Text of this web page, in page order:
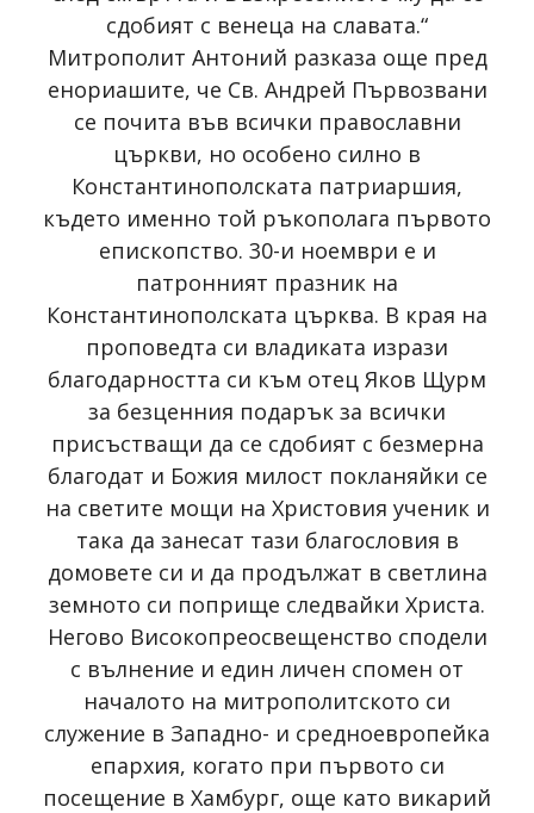
сдобият с венеца на славата.“
Митрополит Антоний разказа още пред
енориашите, че Св. Андрей Първозвани
се почита във всички православни
църкви, но особено силно в
Константинополската патриаршия,
където именно той ръкополага първото
епископство. 30-и ноември е и
патронният празник на
Константинополската църква. В края на
проповедта си владиката изрази
благодарността си към отец Яков Щурм
за безценния подарък за всички
присъстващи да се сдобият с безмерна
благодат и Божия милост покланяйки се
на светите мощи на Христовия ученик и
така да занесат тази благословия в
домовете си и да продължат в светлина
земното си поприще следвайки Христа.
Негово Високопреосвещенство сподели
с вълнение и един личен спомен от
началото на митрополитското си
служение в Западно- и средноевропейка
епархия, когато при първото си
посещение в Хамбург, още като викарий